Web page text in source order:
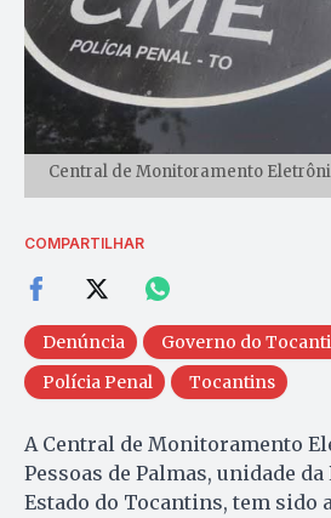
Central de Monitoramento
COMPARTILHAR
Denúncia Governo do
Polícia Penal
Tocantins
A Central de Monitoramento
Pessoas de Palmas, unidade
Estado do Tocantins, tem sido